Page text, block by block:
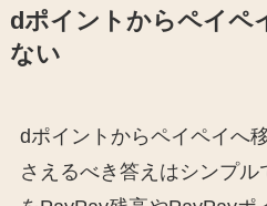
dポイントからペイペ
ない
dポイントからペイペイへ
さえるべき答えはシンプル